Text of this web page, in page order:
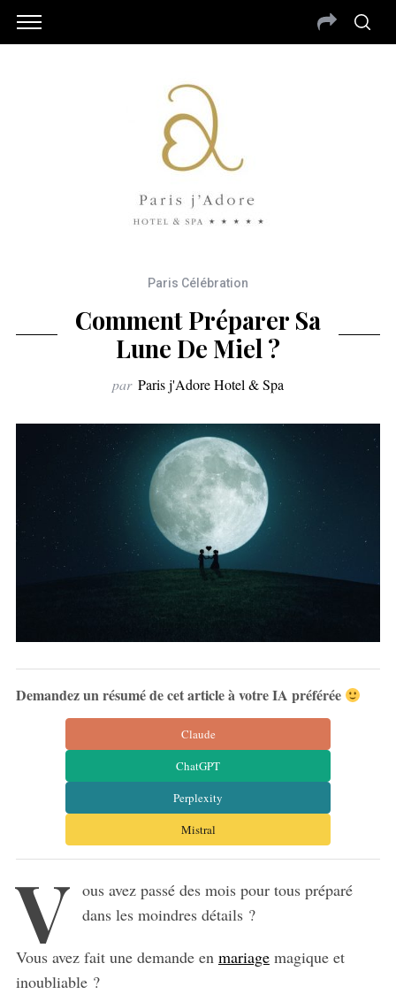
Paris Célébration
Comment Préparer Sa
Lune De Miel ?
par Paris j'Adore Hotel & Spa
Demandez un résumé de cet article à votre IA préférée
Claude
ChatGPT
Perplexity
Mistral
V
ous avez passé des mois pour tous préparé
dans les moindres détails ?
Vous avez fait une demande en mariagemagique et
inoubliable ?